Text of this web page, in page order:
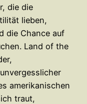
die die
lieben,
die Chance auf
Land of the
amerikanischen
traut,